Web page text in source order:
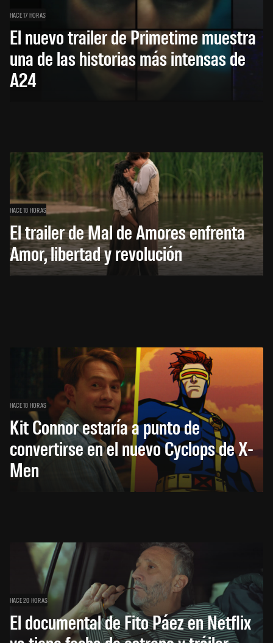
HACE 17 HORAS
El nuevo trailer de Primetime muestra
una de las historias más intensas de
A24
HACE 18 HORAS
El trailer de Mal de Amores enfrenta
Amor, libertad y revolución
HACE 18 HORAS
Kit Connor estaría a punto de
convertirse en el nuevo Cyclops de X-
Men
HACE 20 HORAS
El documental de Fito Páez en Netflix